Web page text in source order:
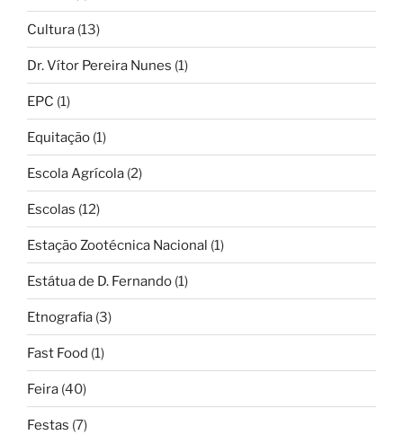
Cultura (13)
Dr. Vítor Pereira Nunes (1)
EPC (1)
Equitação (1)
Escola Agrícola (2)
Escolas (12)
Estação Zootécnica Nacional (1)
Estátua de D. Fernando (1)
Etnografia (3)
Fast Food (1)
Feira (40)
Festas (7)